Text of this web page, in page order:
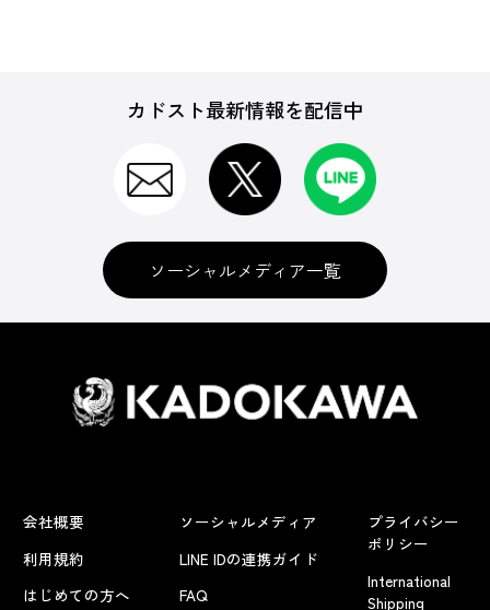
カドスト最新情報を配信中
ソーシャルメディア一覧
会社概要
利用規約
はじめての方へ
ソーシャルメディア
LINE IDの連携ガイド
FAQ
プライバシー
ポリシー
International
Shipping